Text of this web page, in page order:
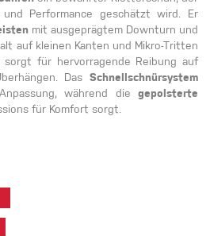
Performance geschätzt wird. Er
mit ausgeprägtem Downturn und
auf kleinen Kanten und Mikro-Tritten
sorgt für hervorragende Reibung auf
Das Schnellschnürsystem
während die gepolsterte
für Komfort sorgt.